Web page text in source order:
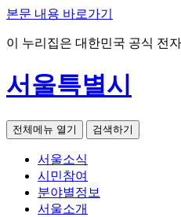
본문 내용 바로가기
이 누리집은 대한민국 공식 전
서울특별시
전체메뉴 열기 검색하기
서울소식
시민참여
분야별정보
서울소개